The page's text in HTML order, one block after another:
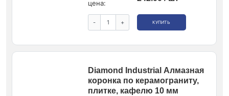
цена:
- + КУПИТЬ
Diamond Industrial Алмазная
коронка по керамограниту,
плитке, кафелю 10 мм